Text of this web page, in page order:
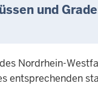
und
Nordrhein-
entsprechenden